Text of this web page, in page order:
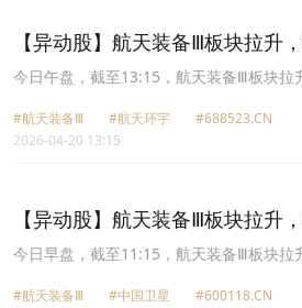
【异动股】航天装备Ⅲ板块拉升
(688523.CN)涨10.04%
今日午盘，截至13:15，航天装备Ⅲ板块拉
中国卫通(601698.CN)涨9.98%报37.37元
8.92%报25.51元，中天火箭(003009.CN)
#航天装备Ⅲ #航天环宇
#688523.CN
2026-04-20 13:15
【异动股】航天装备Ⅲ板块拉升
(600118.CN)涨10.0%
今日早盘，截至11:15，航天装备Ⅲ板块拉
国卫通(601698.CN)涨8.45%报36.85元，
#航天装备Ⅲ #中国卫星
#600118.CN